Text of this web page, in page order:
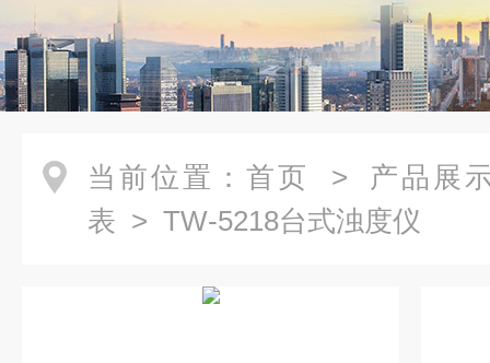
当前位置： 首页 > 产品展
表 > TW-5218台式浊度仪